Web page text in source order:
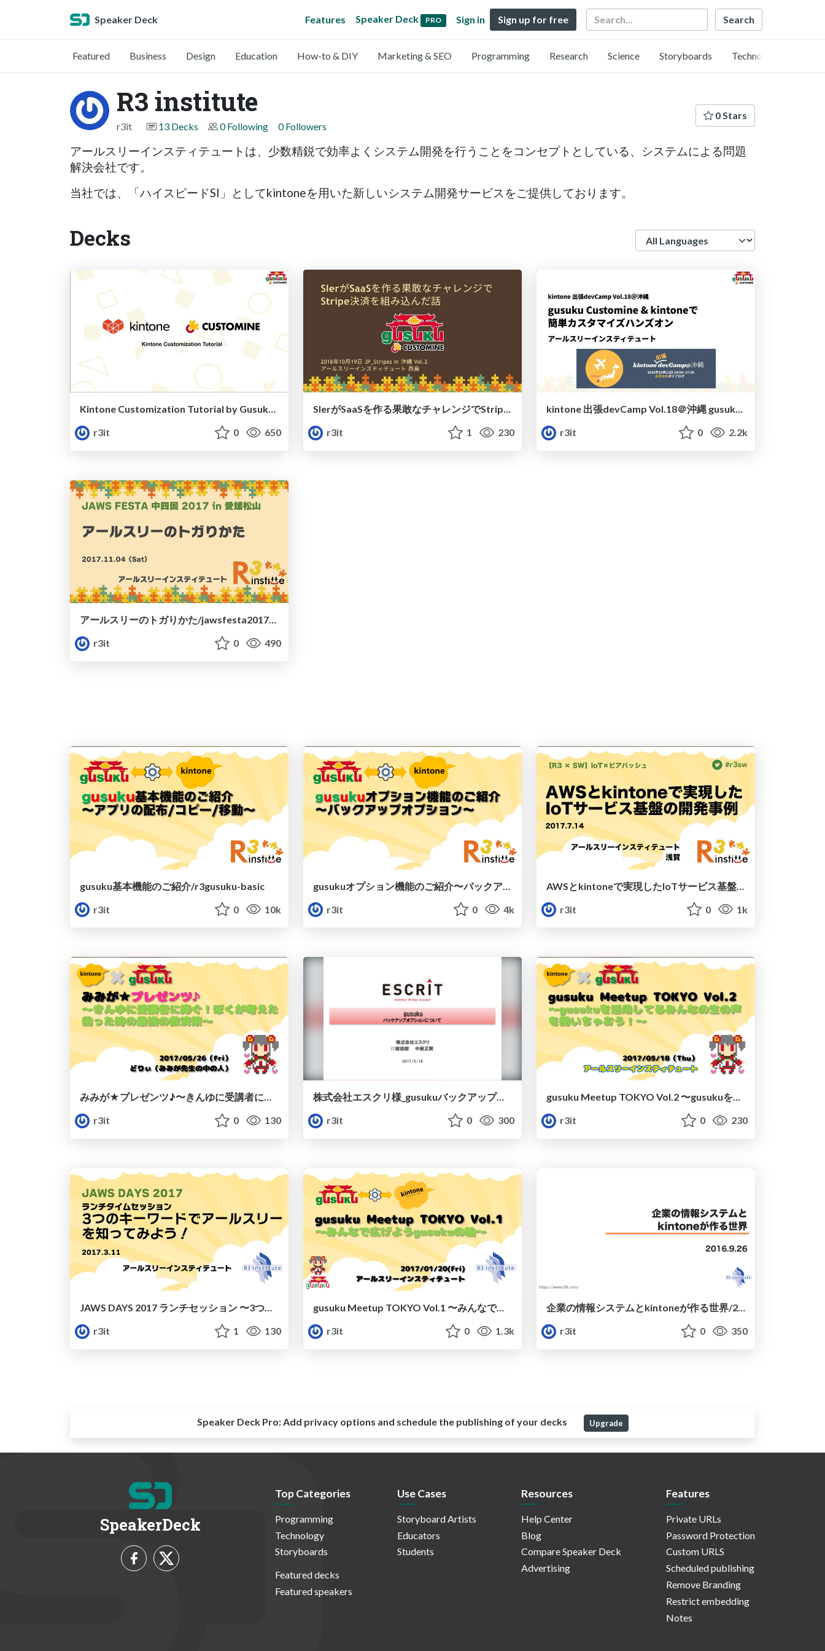
Speaker Deck Features Speaker Deck PRO Sign in Sign up for free Search
Featured Business Design Education How-to & DIY Marketing & SEO Programming Research Science Storyboards Technology
R3 institute
r3it 13 Decks 0 Following 0 Followers
0 Stars
アールスリーインスティテュートは、少数精鋭で効率よくシステム開発を行うことをコンセプトとしている、システムによる問題
解決会社です。
当社では、「ハイスピードSI」としてkintoneを用いた新しいシステム開発サービスをご提供しております。
Decks
Kintone Customization Tutorial by Gusuku Customine en01
r3it
0 650
SIerがSaaSを作る果敢なチャレンジでStripe決済を組み込んだ話 / inside story gusuku Customine with Stripe.
r3it
1 230
kintone 出張devCamp Vol.18＠沖縄 gusuku Customine & kintoneで簡単カスタマイズハンズオン / kintone devCamp Vol.18 gusuku Customine Hands-on
r3it
0 2.2k
アールスリーのトガりかた/jawsfesta2017-chushikoku
r3it
0 490
gusuku基本機能のご紹介/r3gusuku-basic
r3it
0 10k
r3it
0 4k
r3it
0 1k
r3it
0 130
株式会社エスクリ様_gusukuバックアップオプションについて/escrit-gusuku-meetup-tokyo_vol2
r3it
0 300
r3it
0 230
JAWS DAYS 2017 ランチセッション 〜3つのキーワードでアールスリーを知ってみよう！〜 /jawsdays2017_lunch-session_R3
r3it
1 130
gusuku Meetup TOKYO Vol.1 〜みんなで広げようgusukuの輪〜 /gusuku-meetup-tokyo_vol1
r3it
0 1.3k
企業の情報システムとkintoneが作る世界/20160926_rits-management-seminar1
r3it
0 350
Speaker Deck Pro:Add privacy options and schedule the publishing of your decks Upgrade
SpeakerDeck
Top Categories
Programming
Technology
Storyboards
Featured decks
Featured speakers
Use Cases
Storyboard Artists
Educators
Students
Resources
Help Center
Blog
Compare Speaker Deck
Advertising
Features
Private URLs
Password Protection
Custom URLS
Scheduled publishing
Remove Branding
Restrict embedding
Notes